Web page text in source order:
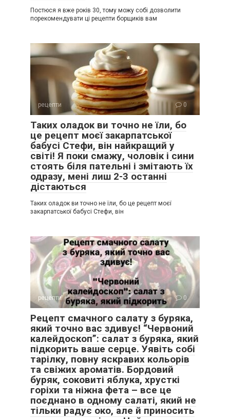
Постюся я вже років 30, тому можу собі дозволити
порекомендувати ці рецепти борщиків вам
рецепти 0
Таких оладок ви точно не їли, бо
це рецепт моєї закарпатської
бабусі Стефи, він найкращий у
світі! Я поки смажу, чоловік і сини
стоять біля пательні і змітають їх
одразу, мені лиш 2-3 останні
дістаються
Таких оладок ви точно не їли, бо це рецепт моєї
закарпатської бабусі Стефи, він
рецепти 0
Рецепт смачного салату з буряка,
який точно вас здивує! “Червоний
калейдоскоп”: салат з буряка, який
підкорить ваше серце. Уявіть собі
тарілку, повну яскравих кольорів
та свіжих ароматів. Бордовий
буряк, соковиті яблука, хрусткі
горіхи та ніжна фета – все це
поєднано в одному салаті, який не
тільки радує око, але й приносить